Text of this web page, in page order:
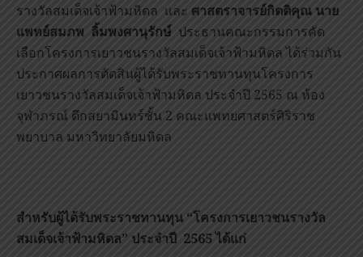
รางวัลสมเด็จเจ้าฟ้ามหิดล และ ศาสตราจารย์กิตติคุณ นาย
แพทย์สมภพ ลิ้มพงศานุรักษ์ ประธานคณะกรรมการคัด
เลือกโครงการเยาวชนรางวัลสมเด็จเจ้าฟ้ามหิดล ได้ร่วมกัน
ประกาศผลการตัดสินผู้ได้รับพระราชทานทุนโครงการ
เยาวชนรางวัลสมเด็จเจ้าฟ้ามหิดล ประจำปี 2565 ณ ห้อง
จุฬาภรณ์ ตึกสยามินทร์ชั้น 2 คณะแพทยศาสตร์ศิริราช
พยาบาล มหาวิทยาลัยมหิดล
สำหรับผู้ได้รับพระราชทานทุน “โครงการเยาวชนรางวัล
สมเด็จเจ้าฟ้ามหิดล” ประจำปี 2565 ได้แก่